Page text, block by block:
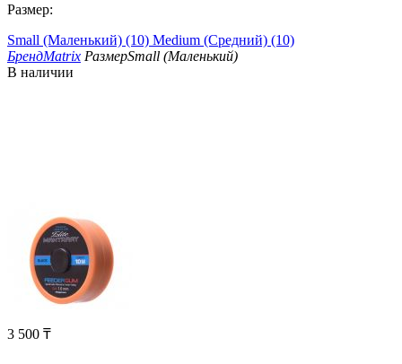
Размер:
Small (Маленький) (10) Medium (Средний) (10)
БрендMatrix РазмерSmall (Маленький)
В наличии
3 500 ₸